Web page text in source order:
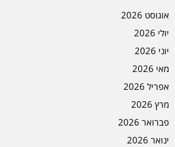
אוגוסט 2026
יולי 2026
יוני 2026
מאי 2026
אפריל 2026
מרץ 2026
פברואר 2026
ינואר 2026